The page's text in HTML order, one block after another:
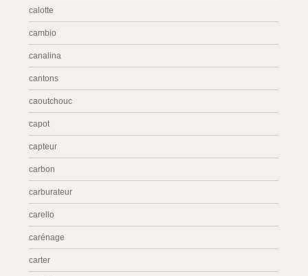
calotte
cambio
canalina
cantons
caoutchouc
capot
capteur
carbon
carburateur
carello
carénage
carter